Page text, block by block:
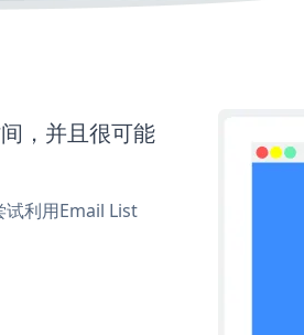
，并且很可能
试利用Email List